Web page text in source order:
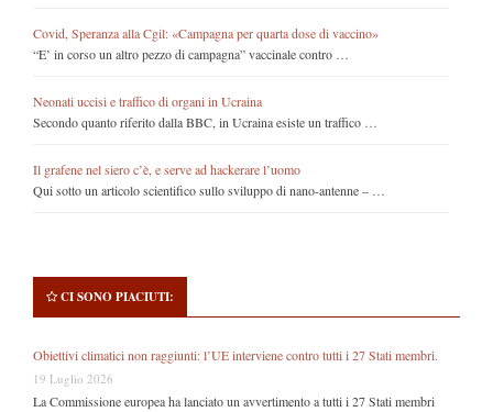
Covid, Speranza alla Cgil: «Campagna per quarta dose di vaccino»
“E’ in corso un altro pezzo di campagna” vaccinale contro …
Neonati uccisi e traffico di organi in Ucraina
Secondo quanto riferito dalla BBC, in Ucraina esiste un traffico …
Il grafene nel siero c’è, e serve ad hackerare l’uomo
Qui sotto un articolo scientifico sullo sviluppo di nano-antenne – …
CI SONO PIACIUTI:
Obiettivi climatici non raggiunti: l’UE interviene contro tutti i 27 Stati membri.
19 Luglio 2026
La Commissione europea ha lanciato un avvertimento a tutti i 27 Stati membri